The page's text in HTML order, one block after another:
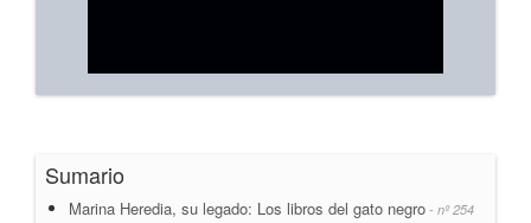
Sumario
Marina Heredia, su legado: Los libros del gato negro - nº 254